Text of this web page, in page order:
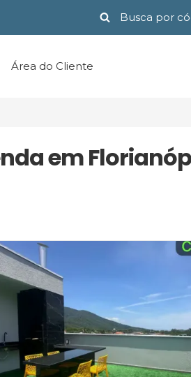
Área do Cliente
em